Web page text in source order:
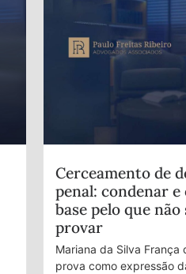
Cerceamento de
penal: condenar e
base pelo que
provar
Mariana da Silva França
prova como expressão